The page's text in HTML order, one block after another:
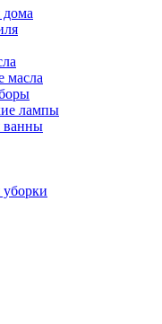
масла
лампы
ванны
уборки